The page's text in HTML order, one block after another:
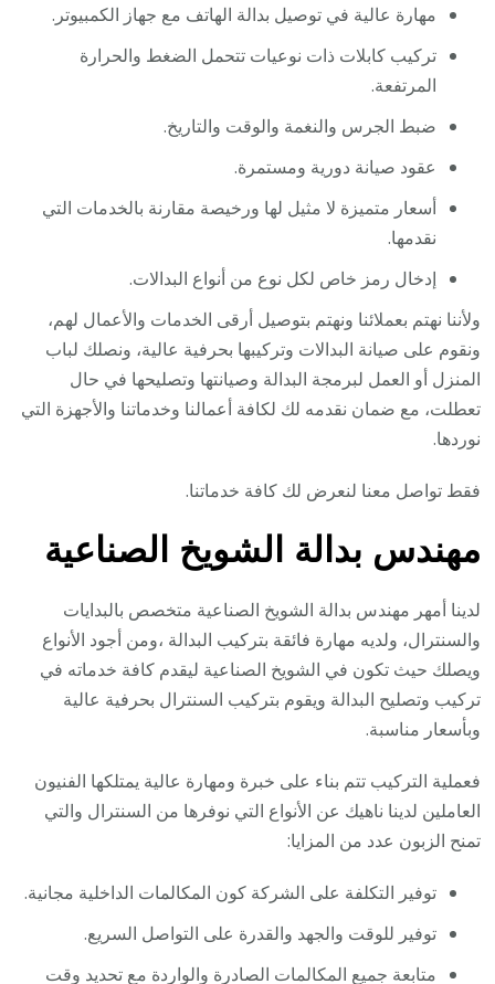
مهارة عالية في توصيل بدالة الهاتف مع جهاز الكمبيوتر.
تركيب كابلات ذات نوعيات تتحمل الضغط والحرارة
المرتفعة.
ضبط الجرس والنغمة والوقت والتاريخ.
عقود صيانة دورية ومستمرة.
أسعار متميزة لا مثيل لها ورخيصة مقارنة بالخدمات التي
نقدمها.
إدخال رمز خاص لكل نوع من أنواع البدالات.
ولأننا نهتم بعملائنا ونهتم بتوصيل أرقى الخدمات والأعمال لهم،
ونقوم على صيانة البدالات وتركيبها بحرفية عالية، ونصلك لباب
المنزل أو العمل لبرمجة البدالة وصيانتها وتصليحها في حال
تعطلت، مع ضمان نقدمه لك لكافة أعمالنا وخدماتنا والأجهزة التي
نوردها.
فقط تواصل معنا لنعرض لك كافة خدماتنا.
مهندس بدالة الشويخ الصناعية
لدينا أمهر مهندس بدالة الشويخ الصناعية متخصص بالبدايات
والسنترال، ولديه مهارة فائقة بتركيب البدالة ،ومن أجود الأنواع
ويصلك حيث تكون في الشويخ الصناعية ليقدم كافة خدماته في
تركيب وتصليح البدالة ويقوم بتركيب السنترال بحرفية عالية
وبأسعار مناسبة.
فعملية التركيب تتم بناء على خبرة ومهارة عالية يمتلكها الفنيون
العاملين لدينا ناهيك عن الأنواع التي نوفرها من السنترال والتي
تمنح الزبون عدد من المزايا:
توفير التكلفة على الشركة كون المكالمات الداخلية مجانية.
توفير للوقت والجهد والقدرة على التواصل السريع.
متابعة جميع المكالمات الصادرة والواردة مع تحديد وقت